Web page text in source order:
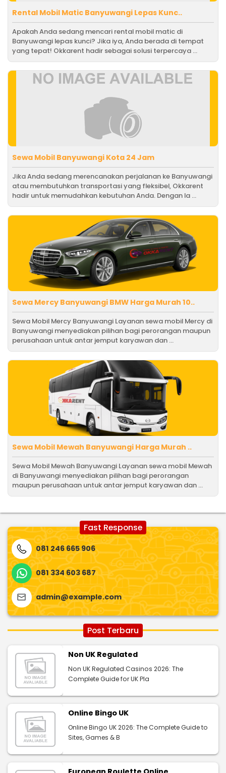
Rental Mobil Matic Banyuwangi Lepas Kunc..
Apakah Anda sedang mencari rental mobil matic di
Banyuwangi lepas kunci? Jika iya, Anda berada di tempat
yang tepat! Okkarent hadir sebagai solusi terpercaya ...
Sewa Mobil Banyuwangi Kota 24 Jam
Jika Anda sedang merencanakan perjalanan ke Banyuwangi
atau membutuhkan transportasi yang fleksibel, Okkarent
hadir untuk memudahkan kebutuhan Anda. Dengan la ...
Sewa Mercy Banyuwangi BMW Harga Murah 10..
Sewa Mobil Mercy Banyuwangi Layanan sewa mobil Mercy di
Banyuwangi menyediakan pilihan bagi perorangan maupun
perusahaan untuk antar jemput karyawan dan ...
Sewa Mobil Mewah Banyuwangi Harga Murah ..
Sewa Mobil Mewah Banyuwangi Layanan sewa mobil Mewah
di Banyuwangi menyediakan pilihan bagi perorangan
maupun perusahaan untuk antar jemput karyawan dan ...
Fast Response
081 246 665 906
081 334 603 687
admin@example.com
Post Terbaru
Non UK Regulated
Non UK Regulated Casinos 2026: The
Complete Guide for UK Pla
Online Bingo UK
Online Bingo UK 2026: The Complete Guide to
Sites, Games & B